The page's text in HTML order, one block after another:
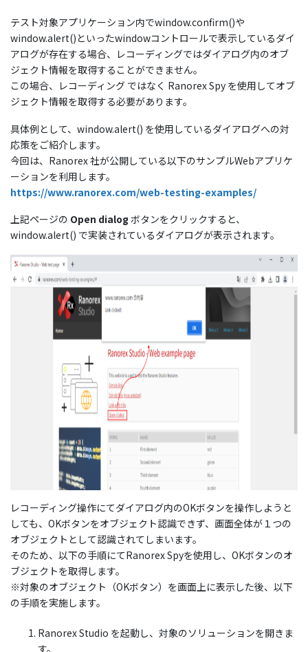
テスト対象アプリケーション内でwindow.confirm()や
window.alert()といったwindowコントロールで表示しているダイ
アログが存在する場合、レコーディングではダイアログ内のオブ
ジェクト情報を取得することができません。
この場合、レコーディング ではなく Ranorex Spy を使用してオブ
ジェクト情報を取得する必要があります。
具体例として、window.alert() を使用しているダイアログへの対
応策をご紹介します。
今回は、Ranorex 社が公開している以下のサンプルWebアプリケ
ーションを利用します。
https://www.ranorex.com/web-testing-examples/
上記ページの Open dialog ボタンをクリックすると、
window.alert() で実装されているダイアログが表示されます。
レコーディング操作にてダイアログ内のOKボタンを操作しようと
しても、OKボタンをオブジェクト認識できず、画面全体が１つの
オブジェクトとして認識されてしまいます。
そのため、以下の手順にてRanorex Spyを使用し、OKボタンのオ
ブジェクトを取得します。
※対象のオブジェクト（OKボタン）を画面上に表示した後、以下
の手順を実施します。
Ranorex Studio を起動し、対象のソリューションを開きま
す。